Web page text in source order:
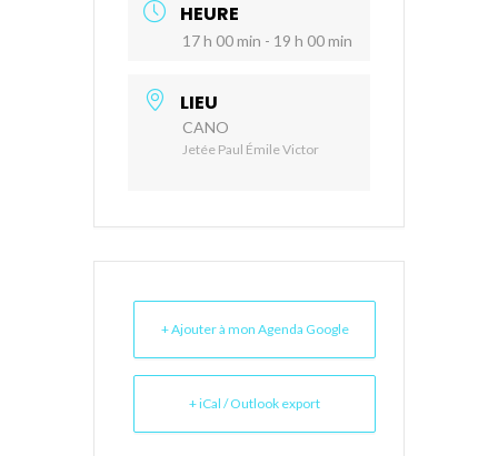
HEURE
17 h 00 min - 19 h 00 min
LIEU
CANO
Jetée Paul Émile Victor
+ Ajouter à mon Agenda Google
+ iCal / Outlook export